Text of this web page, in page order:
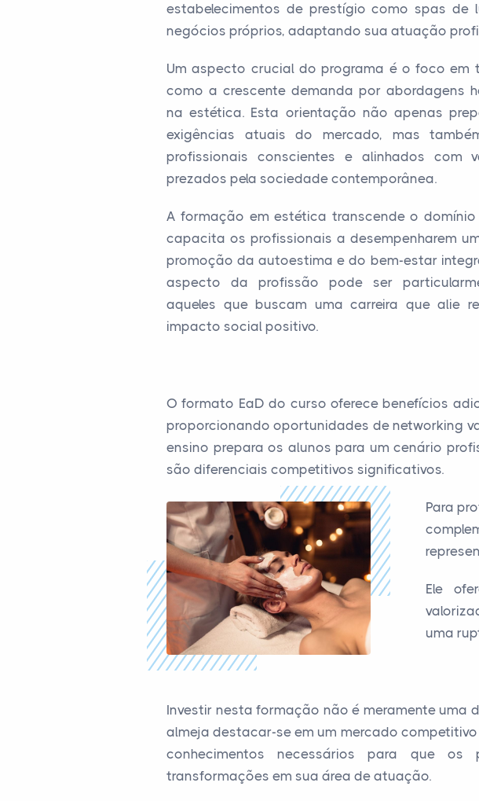
estabelecimentos de prestígio como spas de
negócios próprios, adaptando sua atuação
Um aspecto crucial do programa é o foco em
como a crescente demanda por abordagens
na estética. Esta orientação não apenas
exigências atuais do mercado, mas
profissionais conscientes e alinhados com
prezados pela sociedade contemporânea.
A formação em estética transcende o domínio
capacita os profissionais a desempenharem
promoção da autoestima e do bem-estar
aspecto da profissão pode ser
aqueles que buscam uma carreira que alie
impacto social positivo.
O formato EaD do curso oferece benefícios
proporcionando oportunidades de networking
ensino prepara os alunos para um cenário
são diferenciais competitivos significativos.
Para
Ele
uma
Investir nesta formação não é meramente uma
almeja destacar-se em um mercado
conhecimentos necessários para que os
transformações em sua área de atuação.